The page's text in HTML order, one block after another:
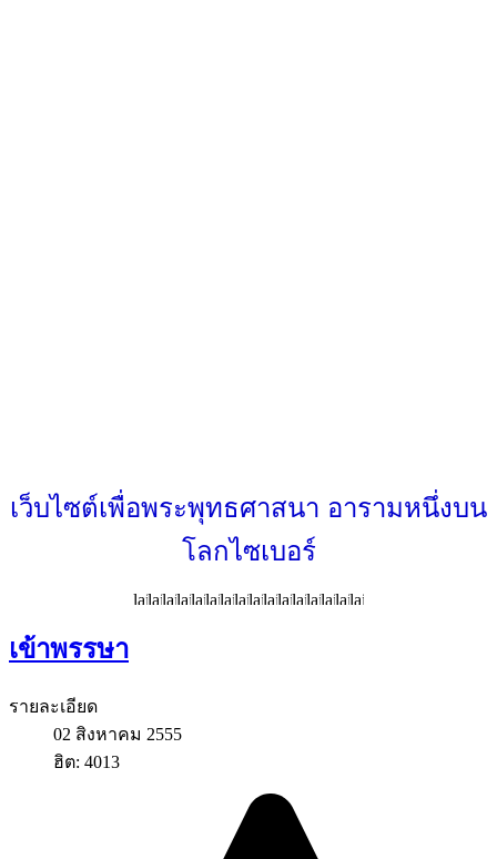
เว็บไซต์เพื่อพระพุทธศาสนา อารามหนึ่งบน
โลกไซเบอร์
เข้าพรรษา
รายละเอียด
02 สิงหาคม 2555
ฮิต: 4013